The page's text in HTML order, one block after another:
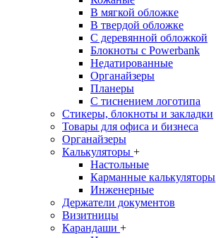
В мягкой обложке
В твердой обложке
С деревянной обложкой
Блокноты с Powerbank
Недатированные
Органайзеры
Планеры
С тиснением логотипа
Стикеры, блокноты и закладки
Товары для офиса и бизнеса
Органайзеры
Калькуляторы +
Настольные
Карманные калькуляторы
Инженерные
Держатели документов
Визитницы
Карандаши +